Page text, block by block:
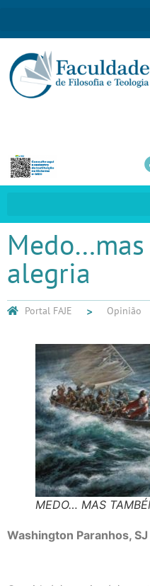
alegria
Portal FAJE Opinião
MEDO… MAS
Washington Paranhos, SJ